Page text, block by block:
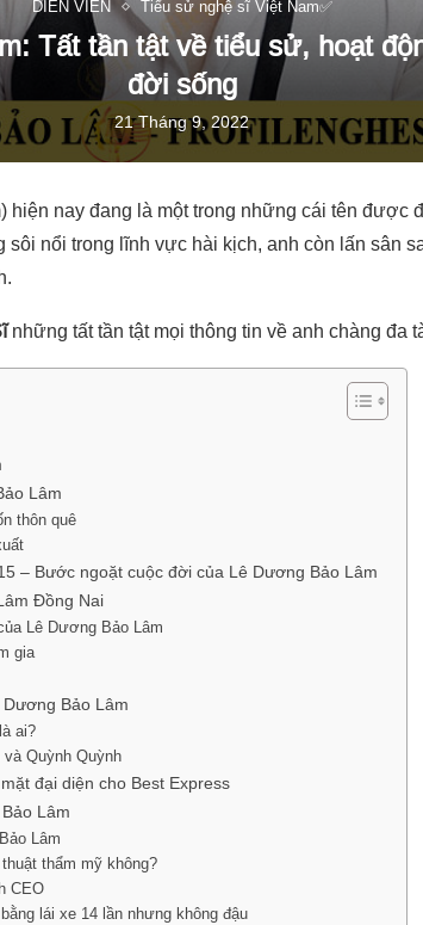
DIỄN VIÊN Tiểu sử nghệ sĩ Việt Nam✅
Tất tần tật về tiểu sử, hoạt
đời sống
21 Tháng 9, 2022
hiện nay đang là một trong những cái tên được
sôi nổi trong lĩnh vực hài kịch, anh còn lấn sân
những tất tần tật mọi thông tin về anh chàng đa
Lâm
thôn quê
– Bước ngoặt cuộc đời của Lê Dương Bảo Lâm
Đồng Nai
Lê Dương Bảo Lâm
gia
Bảo Lâm
ai?
Quỳnh Quỳnh
đại diện cho Best Express
Lâm
Lâm
thẩm mỹ không?
CEO
lái xe 14 lần nhưng không đậu